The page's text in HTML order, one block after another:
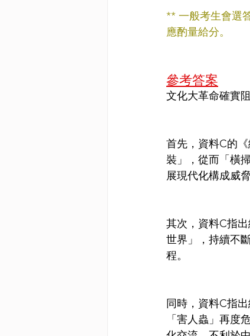
** 一般考生會選
應酌量給分。
參考答案
文化大革命確實
首先，資料C的
裝」，從而「橫
展現代化構成威脅
其次，資料C指
世界」，持續不
程。
同時，資料C指
「害人蟲」再度